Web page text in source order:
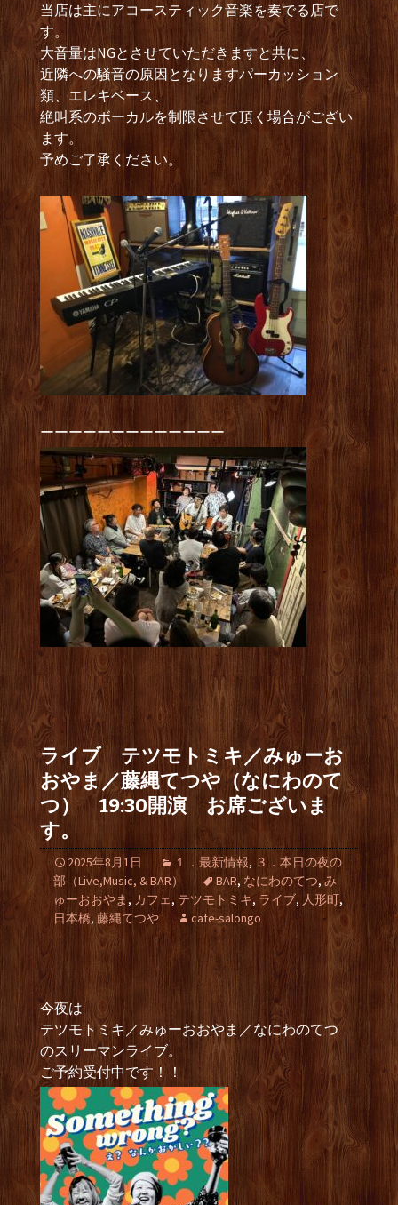
当店は主にアコースティック音楽を奏でる店で
す。
大音量はNGとさせていただきますと共に、
近隣への騒音の原因となりますパーカッション
類、エレキベース、
絶叫系のボーカルを制限させて頂く場合がござい
ます。
予めご了承ください。
ーーーーーーーーーーーーー
ライブ テツモトミキ／みゅーお
おやま／藤縄てつや（なにわのて
つ） 19:30開演 お席ございま
す。
2025年8月1日 １．最新情報, ３．本日の夜の
部（Live,Music, & BAR）
BAR, なにわのてつ, み
ゅーおおやま , カフェ, テツモトミキ, ライブ, 人形町,
日本橋, 藤縄てつや cafe-salongo
今夜は
テツモトミキ／みゅーおおやま／なにわのてつ
のスリーマンライブ。
ご予約受付中です！！